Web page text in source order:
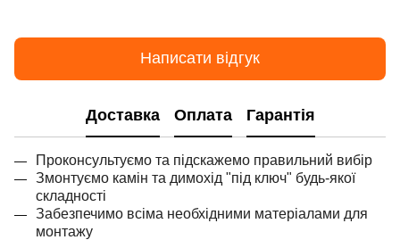
Написати відгук
Доставка Оплата Гарантія
Проконсультуємо та підскажемо правильний вибір
Змонтуємо камін та димохід "під ключ" будь-якої
складності
Забезпечимо всіма необхідними матеріалами для
монтажу